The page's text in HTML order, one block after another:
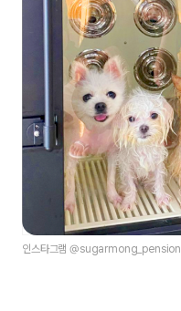
인스타그램 @sugarmong_pension